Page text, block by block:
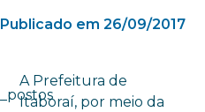
Publicado em 26/09/2017
A Prefeitura de
Itaboraí, por meio da